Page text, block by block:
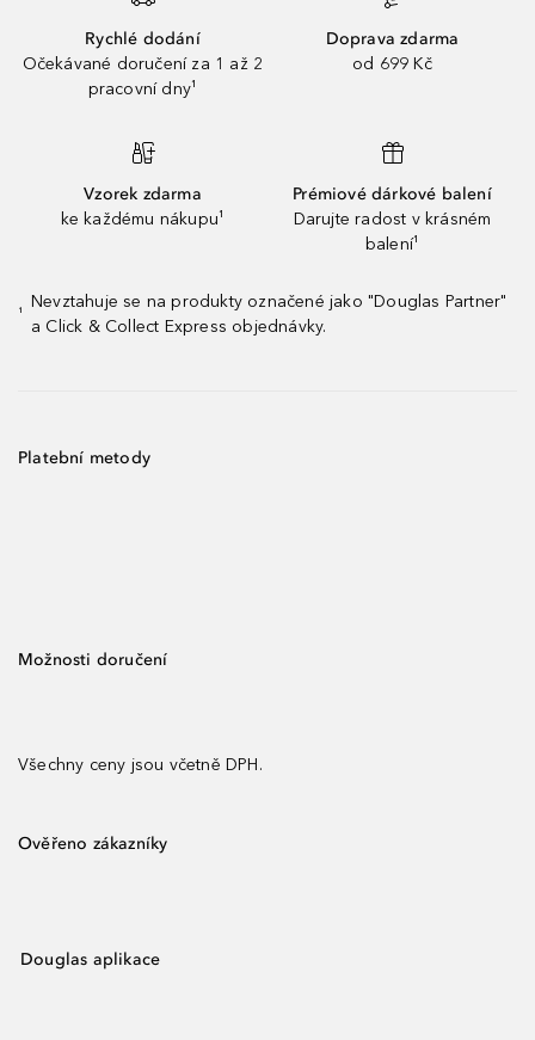
Rychlé dodání
Očekávané doručení za 1 až 2
pracovní dny¹
Doprava zdarma
od 699 Kč
Vzorek zdarma
ke každému nákupu¹
Prémiové dárkové balení
Darujte radost v krásném
balení¹
¹
Nevztahuje se na produkty označené jako "Douglas Partner"
a Click & Collect Express objednávky.
Platební metody
Možnosti doručení
Všechny ceny jsou včetně DPH.
Ověřeno zákazníky
Douglas aplikace